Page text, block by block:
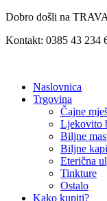
Preskoči
sadržaj
Dobro došli na
Kontakt: 0385 43 234
Naslovnica
Trgovina
Čajne
Ljekovito
Biljne
Biljne kapi
Eterična
Tinkture
Ostalo
Kako kupiti?